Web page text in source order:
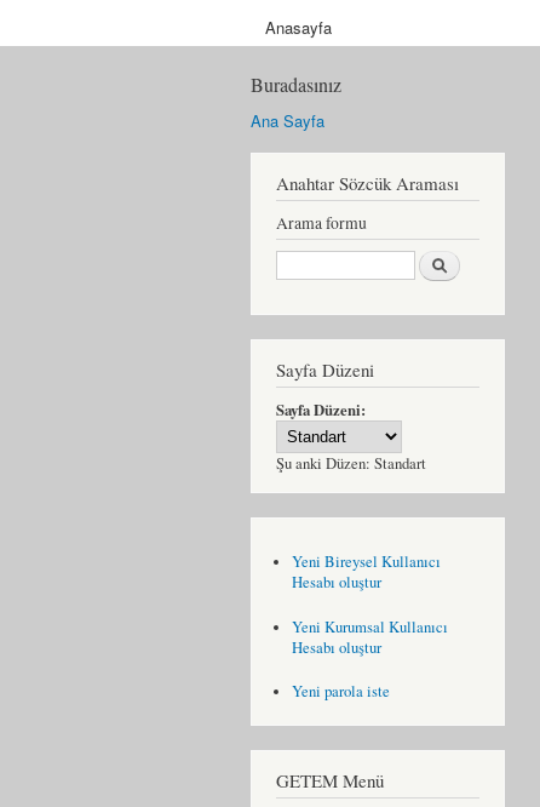
Anasayfa
Buradasınız
Ana Sayfa
Anahtar Sözcük Araması
Arama formu
Ara
Sayfa Düzeni
Sayfa Düzeni:
Şu anki Düzen: Standart
Yeni Bireysel Kullanıcı
Hesabı oluştur
Yeni Kurumsal Kullanıcı
Hesabı oluştur
Yeni parola iste
GETEM Menü